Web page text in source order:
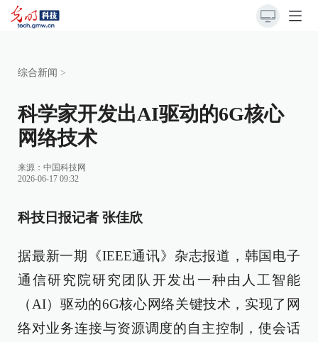
综合新闻 >
科学家开发出AI驱动的6G核心
网络技术
来源： 中国科技网
2026-06-17 09:32
科技日报记者 张佳欣
据最新一期《IEEE通讯》杂志报道，韩国电子
通信研究院研究团队开发出一种由人工智能
（AI）驱动的6G核心网络关键技术，实现了网
络对业务连接与资源调度的自主控制，使会话